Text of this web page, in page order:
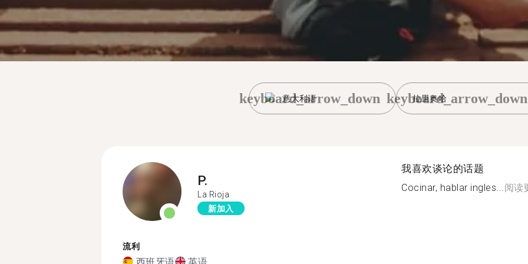
意大利语
keyboard_arrow_down 拉里奥哈
keyboard_arrow_down
P.
La Rioja
新加入
流利
西班牙语 英语
我喜欢谈论的话题
Cocinar, hablar ingles...阅读